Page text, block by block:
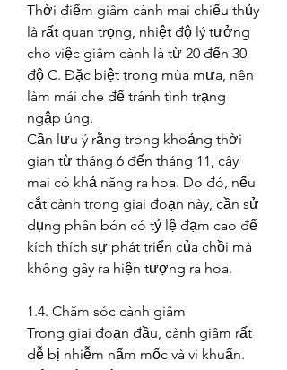
Thời điểm giâm cành mai chiếu thủy
là rất quan trọng, nhiệt độ lý tưởng
cho việc giâm cành là từ 20 đến 30
độ C. Đặc biệt trong mùa mưa, nên
làm mái che để tránh tình trạng
ngập úng.
Cần lưu ý rằng trong khoảng thời
gian từ tháng 6 đến tháng 11, cây
mai có khả năng ra hoa. Do đó, nếu
cắt cành trong giai đoạn này, cần sử
dụng phân bón có tỷ lệ đạm cao để
kích thích sự phát triển của chồi mà
không gây ra hiện tượng ra hoa.
1.4. Chăm sóc cành giâm
Trong giai đoạn đầu, cành giâm rất
dễ bị nhiễm nấm mốc và vi khuẩn.